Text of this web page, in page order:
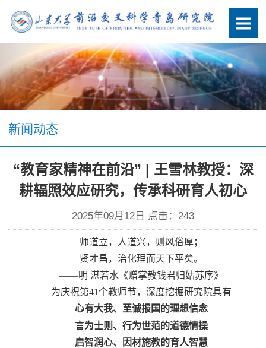
新闻动态
“教育家精神在前沿” | 王雪林教授：深
耕辐照效应研究，传承科研育人初心
2025年09月12日 点击： 243
师道立，人道兴，则风俗厚；
贤才昌，治化理而天下平矣。
——明 湛若水《赠掌教钱君归姑苏序》
为庆祝第41个教师节，深度挖掘研究院具有
心有大我、至诚报国的理想信念
言为士则、行为世范的道德情操
启智润心、因材施教的育人智慧